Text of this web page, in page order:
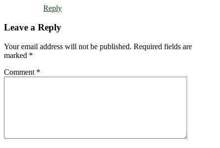
Reply
Leave a Reply
Your email address will not be published. Required fields are
marked *
Comment *